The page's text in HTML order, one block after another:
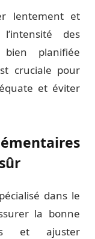
lentement et
l’intensité des
planifiée
cruciale pour
et éviter
dans le
la bonne
et ajuster